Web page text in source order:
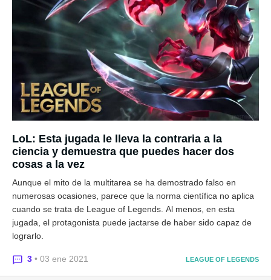
LoL: Esta jugada le lleva la contraria a la
ciencia y demuestra que puedes hacer dos
cosas a la vez
Aunque el mito de la multitarea se ha demostrado falso en
numerosas ocasiones, parece que la norma científica no aplica
cuando se trata de League of Legends. Al menos, en esta
jugada, el protagonista puede jactarse de haber sido capaz de
lograrlo.
3 • 03 ene 2021 LEAGUE OF LEGENDS